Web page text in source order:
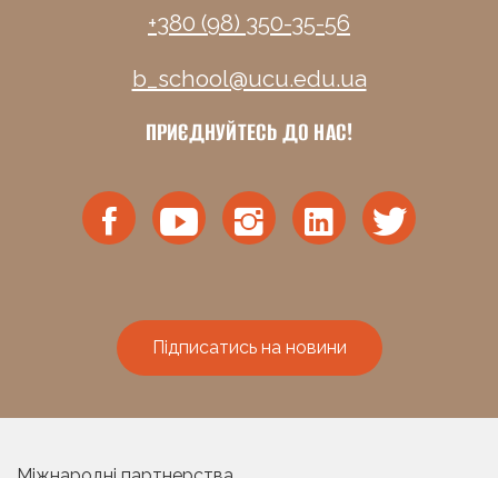
+380 (98) 350-35-56
b_school@ucu.edu.ua
ПРИЄДНУЙТЕСЬ ДО НАС!
Підписатись на новини